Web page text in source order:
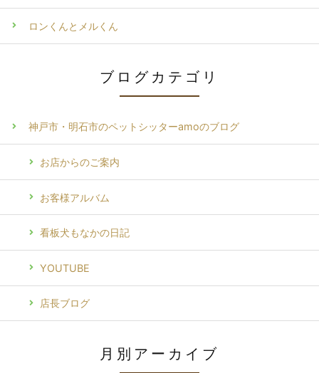
ロンくんとメルくん
ブログカテゴリ
神戸市・明石市のペットシッターamoのブログ
お店からのご案内
お客様アルバム
看板犬もなかの日記
YOUTUBE
店長ブログ
月別アーカイブ